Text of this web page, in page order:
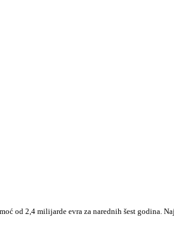
od 2,4 milijarde evra za narednih šest godina.